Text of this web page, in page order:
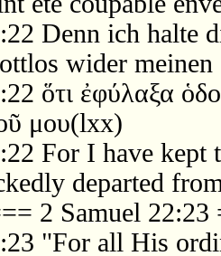
Denn ich halte
wider
ὅτι ἐφύλαξα
μου(lxx)
For I have
departed
2 Samuel
"For all His